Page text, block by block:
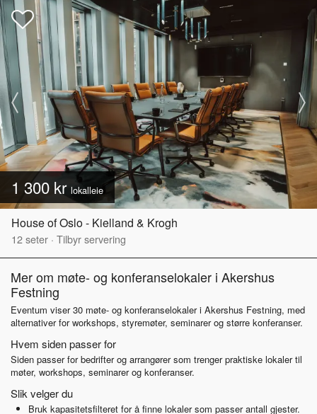
1 300 kr lokalleie
House of Oslo - Kielland & Krogh
12seter · Tilbyr servering
Mer om møte- og konferanselokaler i Akershus
Festning
Eventum viser 30 møte- og konferanselokaler i Akershus Festning, med
alternativer for workshops, styremøter, seminarer og større konferanser.
Hvem siden passer for
Siden passer for bedrifter og arrangører som trenger praktiske lokaler til
møter, workshops, seminarer og konferanser.
Slik velger du
Bruk kapasitetsfilteret for å finne lokaler som passer antall gjester.